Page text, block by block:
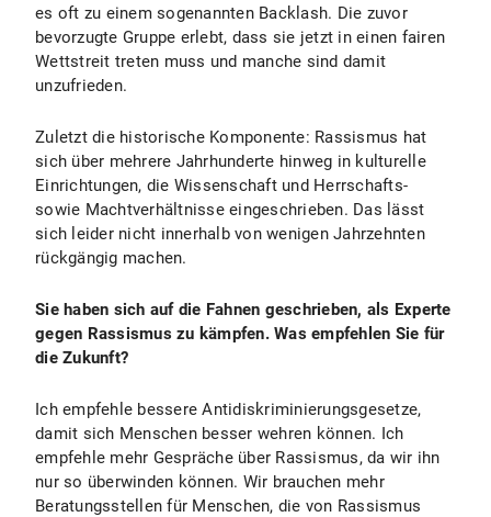
es oft zu einem sogenannten Backlash. Die zuvor
bevorzugte Gruppe erlebt, dass sie jetzt in einen fairen
Wettstreit treten muss und manche sind damit
unzufrieden.
Zuletzt die historische Komponente: Rassismus hat
sich über mehrere Jahrhunderte hinweg in kulturelle
Einrichtungen, die Wissenschaft und Herrschafts-
sowie Machtverhältnisse eingeschrieben. Das lässt
sich leider nicht innerhalb von wenigen Jahrzehnten
rückgängig machen.
Sie haben sich auf die Fahnen geschrieben, als Experte
gegen Rassismus zu kämpfen. Was empfehlen Sie für
die Zukunft?
Ich empfehle bessere Antidiskriminierungsgesetze,
damit sich Menschen besser wehren können. Ich
empfehle mehr Gespräche über Rassismus, da wir ihn
nur so überwinden können. Wir brauchen mehr
Beratungsstellen für Menschen, die von Rassismus